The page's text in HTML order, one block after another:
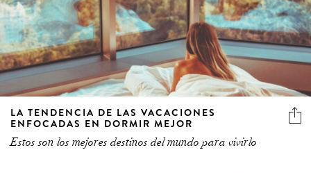
LA TENDENCIA DE LAS VACACIONES
ENFOCADAS EN DORMIR MEJOR
Estos son los mejores destinos del mundo para vivirlo